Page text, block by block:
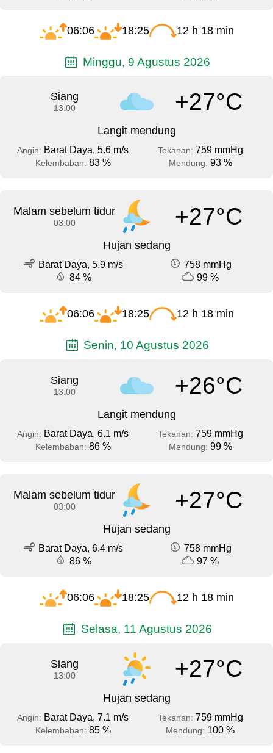
06:06 18:25 12 h 18 min
Minggu, 9 Agustus 2026
Siang
13:00 +27°C
Langit mendung
Angin: Barat Daya, 5.6 m/s Tekanan: 759 mmHg
Kelembaban: 83 % Mendung: 93 %
Malam sebelum tidur
03:00 +27°C
Hujan sedang
Barat Daya, 5.9 m/s
758 mmHg
84 %
99 %
06:06 18:25 12 h 18 min
Senin, 10 Agustus 2026
Siang
13:00 +26°C
Langit mendung
Angin: Barat Daya, 6.1 m/s Tekanan: 759 mmHg
Kelembaban: 86 % Mendung: 99 %
Malam sebelum tidur
03:00 +27°C
Hujan sedang
Barat Daya, 6.4 m/s
758 mmHg
86 %
97 %
06:06 18:25 12 h 18 min
Selasa, 11 Agustus 2026
Siang
13:00 +27°C
Hujan sedang
Angin: Barat Daya, 7.1 m/s Tekanan: 759 mmHg
Kelembaban: 85 % Mendung: 100 %